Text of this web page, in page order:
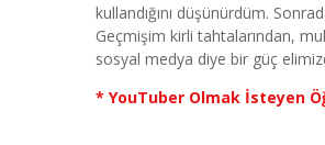
kullandığını düşünürdüm.
Geçmişim kirli tahtalarından,
sosyal medya diye bir güç
* YouTuber Olmak İsteyen